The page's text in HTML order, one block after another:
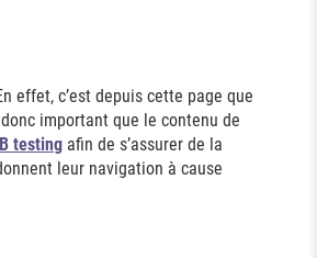
effet, c’est depuis cette page que
important que le contenu de
testing afin de s’assurer de la
leur navigation à cause